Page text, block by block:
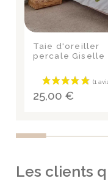
Taie d'oreiller
percale Giselle
25,00 €
Les clients